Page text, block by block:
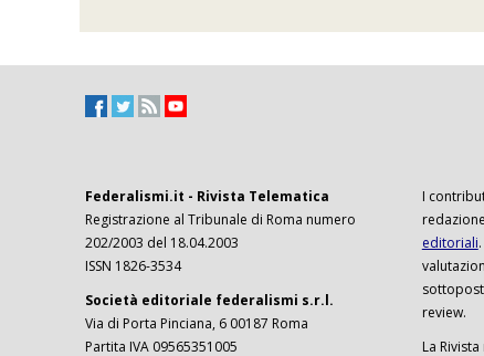
Federalismi.it - Rivista Telematica
Registrazione al Tribunale di Roma numero
202/2003 del 18.04.2003
ISSN 1826-3534
Società editoriale federalismi s.r.l.
Via di Porta Pinciana, 6 00187 Roma
Partita IVA 09565351005
I
editoriali
review.
La